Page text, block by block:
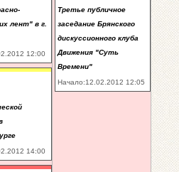
лент" в г.
12:00
14:00
Третье публичное
заседание Брянского
дискуссионного клуба
Движения "Суть
Времени"
Начало:12.02.2012 12:05